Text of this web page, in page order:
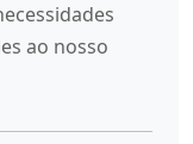
ao nosso